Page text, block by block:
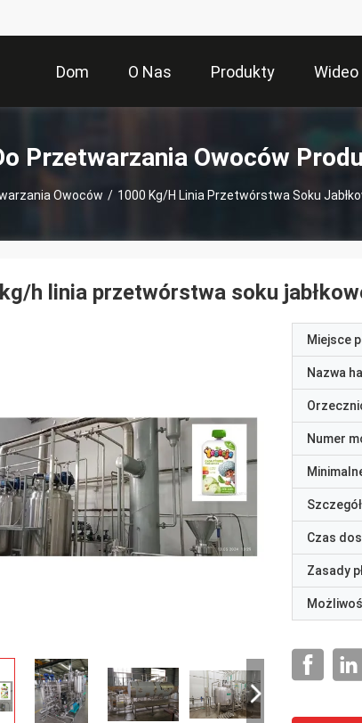
Dom O Nas Produkty Wideo
Przetwarzania Owoców
Owoców / 1000 Kg/h Linia Przetwórstwa Soku
h linia przetwórstwa soku
Miejsce
Nazwa
Numer
Czas
Zasady